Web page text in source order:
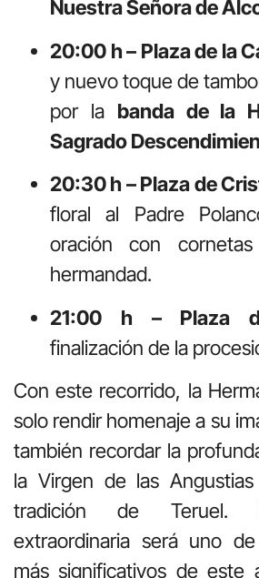
Nuestra Señora de
20:00 h – Plaza de la
y nuevo toque de
por la banda de la
Sagrado
20:30 h – Plaza de
floral al Padre
oración con
hermandad.
21:00 h – Plaza
finalización de la
Con este recorrido, la
solo rendir homenaje a su
también recordar la
la Virgen de las
tradición de Teruel.
extraordinaria será uno
más significativos de este